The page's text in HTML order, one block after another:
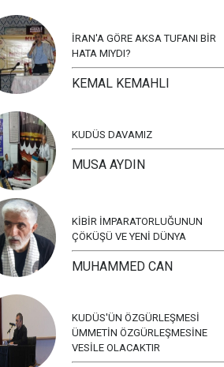
İRAN'A GÖRE AKSA TUFANI BİR
HATA MIYDI?
KEMAL KEMAHLI
KUDÜS DAVAMIZ
MUSA AYDIN
KİBİR İMPARATORLUĞUNUN
ÇÖKÜŞÜ VE YENİ DÜNYA
MUHAMMED CAN
KUDÜS'ÜN ÖZGÜRLEŞMESİ
ÜMMETİN ÖZGÜRLEŞMESİNE
VESİLE OLACAKTIR